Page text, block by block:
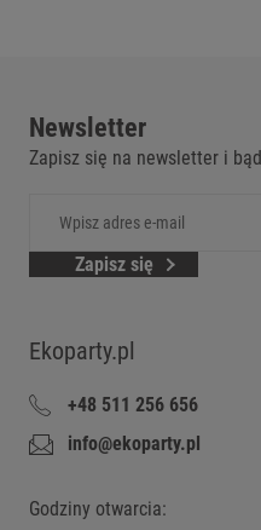
Newsletter
Zapisz się na newsletter i
Zapisz się
Ekoparty.pl
+48 511 256 656
info@ekoparty.pl
Godziny otwarcia: